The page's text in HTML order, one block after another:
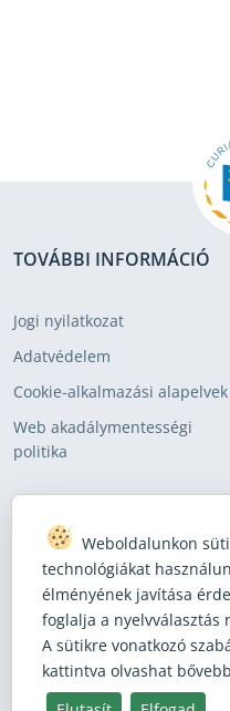
TOVÁBBI INFORMÁCIÓ
Jogi nyilatkozat
Adatvédelem
Cookie-alkalmazási alapelvek
Web akadálymentességi
politika
Iratkozzon fel, hogy
Feliratkozás
Weboldalunkon
technológiákat
élményének javítása
foglalja a nyelvválasztás
A sütikre vonatkozó
kattintva olvashat